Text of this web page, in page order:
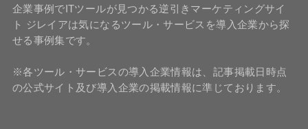
企業事例でITツールが見つかる逆引きマーケティングサイ
ト ジレイアは気になるツール・サービスを導入企業から探
せる事例集です。
※各ツール・サービスの導入企業情報は、記事掲載日時点
の公式サイト及び導入企業の掲載情報に準じております。